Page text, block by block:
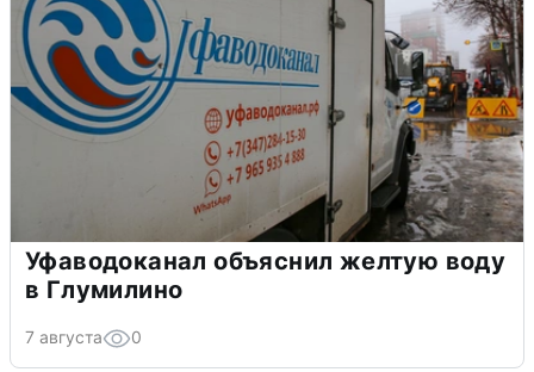
Уфаводоканал объяснил желтую воду
в Глумилино
7 августа 0